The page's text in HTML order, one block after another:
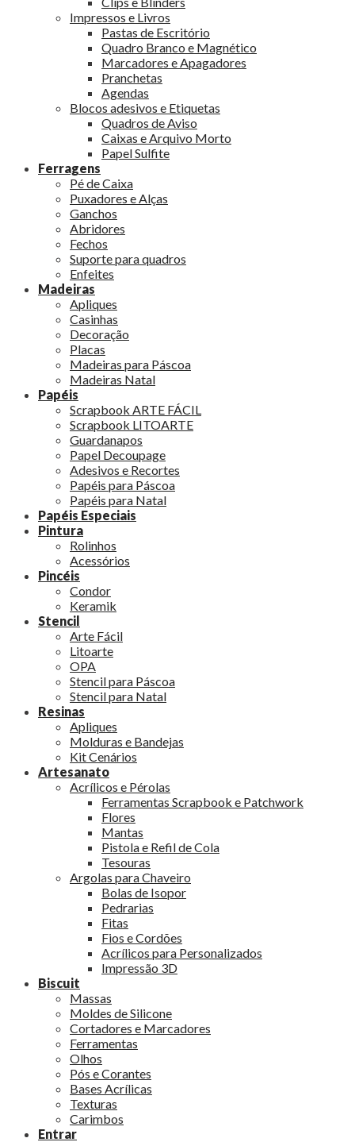
Impressos e Livros
Pastas de Escritório
Quadro Branco e Magnético
Marcadores e Apagadores
Pranchetas
Agendas
Blocos adesivos e Etiquetas
Quadros de Aviso
Caixas e Arquivo Morto
Papel Sulfite
Ferragens
Pé de Caixa
Puxadores e Alças
Ganchos
Abridores
Fechos
Suporte para quadros
Enfeites
Madeiras
Apliques
Casinhas
Decoração
Placas
Madeiras para Páscoa
Madeiras Natal
Papéis
Scrapbook ARTE FÁCIL
Scrapbook LITOARTE
Guardanapos
Papel Decoupage
Adesivos e Recortes
Papéis para Páscoa
Papéis para Natal
Papéis Especiais
Pintura
Rolinhos
Acessórios
Pincéis
Condor
Keramik
Stencil
Arte Fácil
Litoarte
OPA
Stencil para Páscoa
Stencil para Natal
Resinas
Apliques
Molduras e Bandejas
Kit Cenários
Artesanato
Acrílicos e Pérolas
Ferramentas Scrapbook e Patchwork
Flores
Mantas
Pistola e Refil de Cola
Tesouras
Argolas para Chaveiro
Bolas de Isopor
Pedrarias
Fitas
Fios e Cordões
Acrílicos para Personalizados
Impressão 3D
Biscuit
Massas
Moldes de Silicone
Cortadores e Marcadores
Ferramentas
Olhos
Pós e Corantes
Bases Acrílicas
Texturas
Carimbos
Entrar